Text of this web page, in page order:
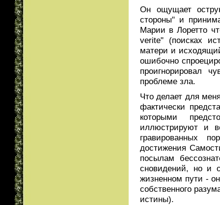
Он ощущает
стороны" и
Марии в Лоретто
verite" (поисках
матери и
ошибочно
проигнорировал
проблеме зла.
Что делает для
фактически
которыми
иллюстрируют и
гравированных
достижения
посылам
сновидений, но и
жизненном пути -
собственного
истины).